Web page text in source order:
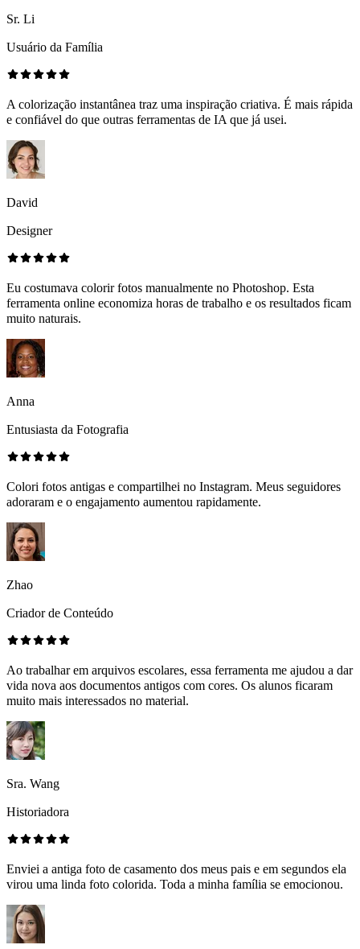
Sr. Li
Usuário da Família
A colorização instantânea traz uma inspiração criativa. É mais rápida
e confiável do que outras ferramentas de IA que já usei.
David
Designer
Eu costumava colorir fotos manualmente no Photoshop. Esta
ferramenta online economiza horas de trabalho e os resultados ficam
muito naturais.
Anna
Entusiasta da Fotografia
Colori fotos antigas e compartilhei no Instagram. Meus seguidores
adoraram e o engajamento aumentou rapidamente.
Zhao
Criador de Conteúdo
Ao trabalhar em arquivos escolares, essa ferramenta me ajudou a dar
vida nova aos documentos antigos com cores. Os alunos ficaram
muito mais interessados no material.
Sra. Wang
Historiadora
Enviei a antiga foto de casamento dos meus pais e em segundos ela
virou uma linda foto colorida. Toda a minha família se emocionou.